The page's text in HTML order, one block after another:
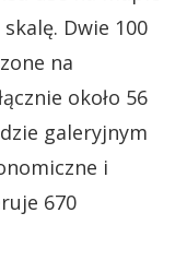
Dwie 100
na
około 56
galeryjnym
i
670